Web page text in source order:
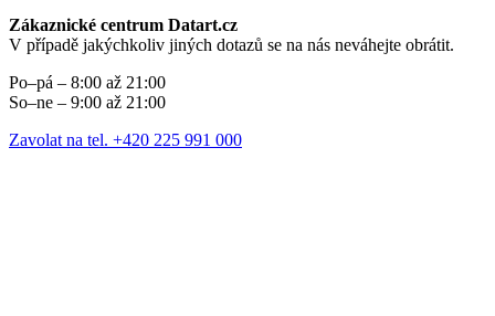
Zákaznické centrum Datart.cz
V případě jakýchkoliv jiných dotazů se na nás neváhejte obrátit.
Po–pá – 8:00 až 21:00
So–ne – 9:00 až 21:00
Zavolat na tel. +420 225 991 000